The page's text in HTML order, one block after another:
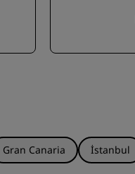
Gran Canaria İstanbul